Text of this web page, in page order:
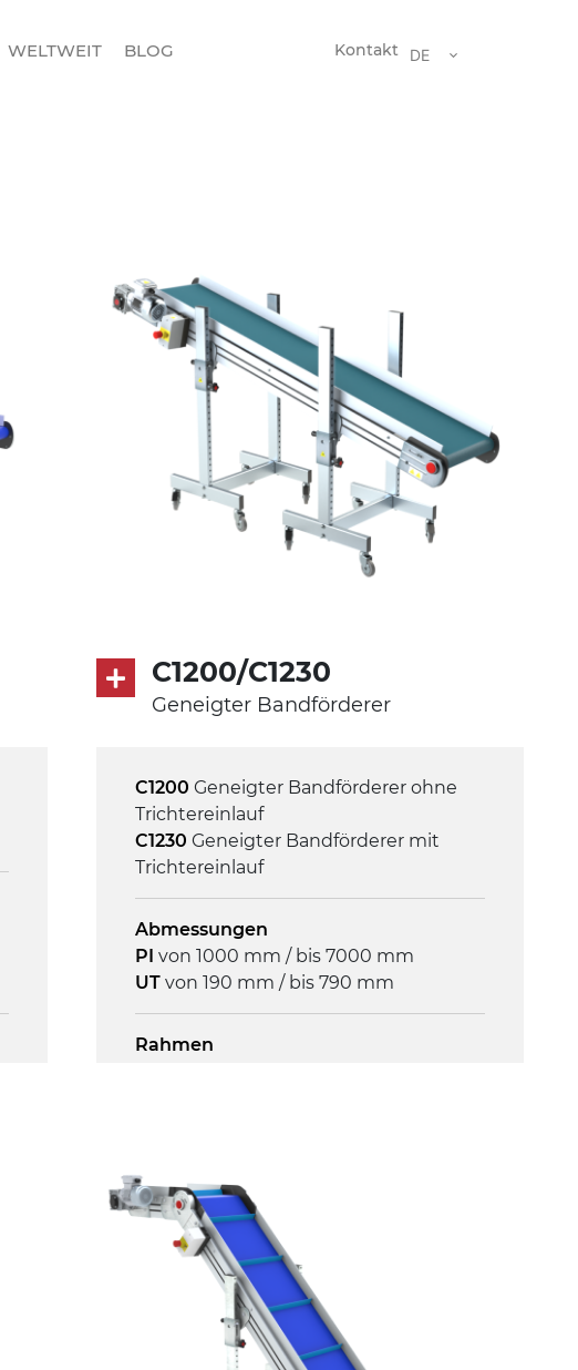
WELTWEIT
BLOG
Kontakt DE
C1200/C1230
Geneigter Bandförderer
C1200Geneigter Bandförderer ohne
Trichtereinlauf
C1230Geneigter Bandförderer mit
Trichtereinlauf
Abmessungen
PIvon 1000 mm / bis 7000 mm
UTvon 190 mm / bis 790 mm
Rahmen
Seitenwände
Stranggepresste Profile aus eloxierter
Alu-Legierung
ausziehbare Elemente mit Scharnieren
aus druckgegossener Alu-Legierung,